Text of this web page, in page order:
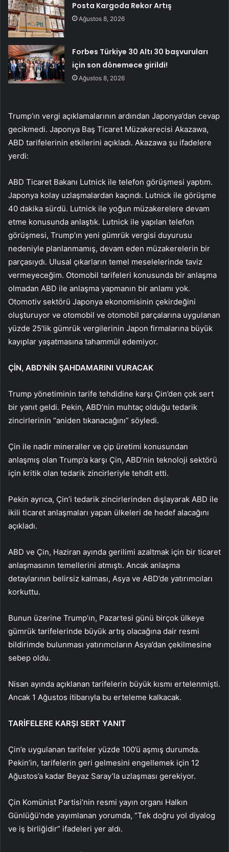
Posta Kargoda Rekor Artış
Ağustos 8, 2026
Forbes Türkiye 30 Altı 30 başvuruları
için son dönemece girildi!
Ağustos 8, 2026
Trump’ın vergi açıklamalarının ardından Japonya’dan cevap
gecikmedi. Japonya Baş Ticaret Müzakerecisi Akazawa,
ABD tarifelerinin etkilerini açıkladı. Akazawa şu ifadelere
yerdi:
ABD Ticaret Bakanı Lutnick ile telefon görüşmesi yaptım.
Japonya kolay uzlaşmalardan kaçındı. Lutnick ile görüşme
40 dakika sürdü. Lutnick ile yoğun müzakerelere devam
etme konusunda anlaştık. Lutnick ile yapılan telefon
görüşmesi, Trump’ın yeni gümrük vergisi duyurusu
nedeniyle planlanmamış, devam eden müzakerelerin bir
parçasıydı. Ulusal çıkarların temel meselelerinde taviz
vermeyeceğim. Otomobil tarifeleri konusunda bir anlaşma
olmadan ABD ile anlaşma yapmanın bir anlamı yok.
Otomotiv sektörü Japonya ekonomisinin çekirdeğini
oluşturuyor ve otomobil ve otomobil parçalarına uygulanan
yüzde 25’lik gümrük vergilerinin Japon firmalarına büyük
kayıplar yaşatmasına tahammül edemiyor.
ÇİN, ABD’NİN ŞAHDAMARINI VURACAK
Trump yönetiminin tarife tehdidine karşı Çin’den çok sert
bir yanıt geldi. Pekin, ABD’nin muhtaç olduğu tedarik
zincirlerinin “aniden tıkanacağını” söyledi.
Çin ile nadir mineraller ve çip üretimi konusundan
anlaşmış olan Trump’a karşı Çin, ABD’nin teknoloji sektörü
için kritik olan tedarik zincirleriyle tehdit etti.
Pekin ayrıca, Çin’i tedarik zincirlerinden dışlayarak ABD ile
ikili ticaret anlaşmaları yapan ülkeleri de hedef alacağını
açıkladı.
ABD ve Çin, Haziran ayında gerilimi azaltmak için bir ticaret
anlaşmasının temellerini atmıştı. Ancak anlaşma
detaylarının belirsiz kalması, Asya ve ABD’de yatırımcıları
korkuttu.
Bunun üzerine Trump’ın, Pazartesi günü birçok ülkeye
gümrük tarifelerinde büyük artış olacağına dair resmi
bildirimde bulunması yatırımcıların Asya’dan çekilmesine
sebep oldu.
Nisan ayında açıklanan tarifelerin büyük kısmı ertelenmişti.
Ancak 1 Ağustos itibarıyla bu erteleme kalkacak.
TARİFELERE KARŞI SERT YANIT
Çin’e uygulanan tarifeler yüzde 100’ü aşmış durumda.
Pekin’in, tarifelerin geri gelmesini engellemek için 12
Ağustos’a kadar Beyaz Saray’la uzlaşması gerekiyor.
Çin Komünist Partisi’nin resmi yayın organı Halkın
Günlüğü’nde yayımlanan yorumda, “Tek doğru yol diyalog
ve iş birliğidir” ifadeleri yer aldı.